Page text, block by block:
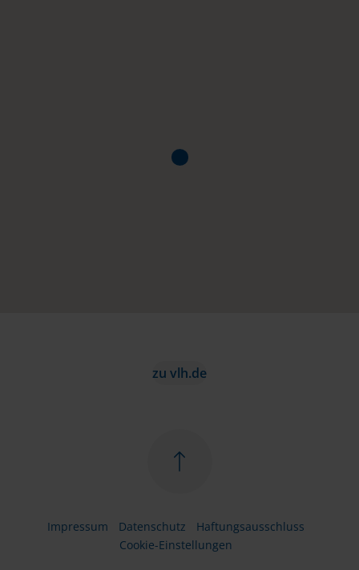
zu vlh.de
Impressum Datenschutz
Haftungsausschluss
Cookie-Einstellungen